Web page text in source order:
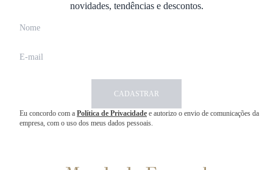
novidades, tendências e descontos.
CADASTRAR
Eu concordo com a Política de Privacidade e autorizo o envio de comunicações da
empresa, com o uso dos meus dados pessoais.